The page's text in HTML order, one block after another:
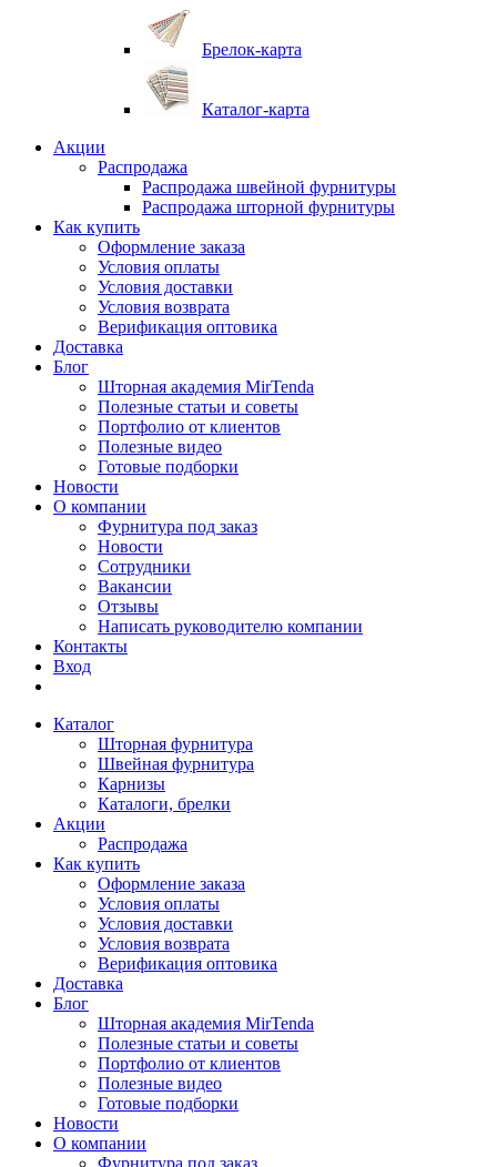
Брелок-карта
Каталог-карта
Акции
Распродажа
Распродажа швейной фурнитуры
Распродажа шторной фурнитуры
Как купить
Оформление заказа
Условия оплаты
Условия доставки
Условия возврата
Верификация оптовика
Доставка
Блог
Шторная академия MirTenda
Полезные статьи и советы
Портфолио от клиентов
Полезные видео
Готовые подборки
Новости
О компании
Фурнитура под заказ
Новости
Сотрудники
Вакансии
Отзывы
Написать руководителю компании
Контакты
Вход
Каталог
Шторная фурнитура
Швейная фурнитура
Карнизы
Каталоги, брелки
Акции
Распродажа
Как купить
Оформление заказа
Условия оплаты
Условия доставки
Условия возврата
Верификация оптовика
Доставка
Блог
Шторная академия MirTenda
Полезные статьи и советы
Портфолио от клиентов
Полезные видео
Готовые подборки
Новости
О компании
Фурнитура под заказ